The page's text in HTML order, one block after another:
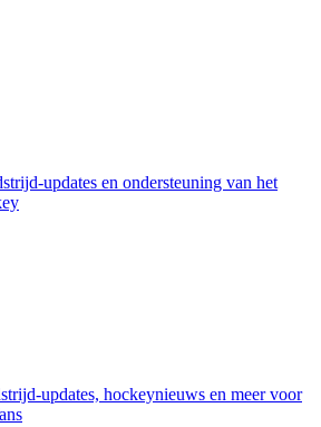
updates en ondersteuning van het
updates, hockeynieuws en meer voor